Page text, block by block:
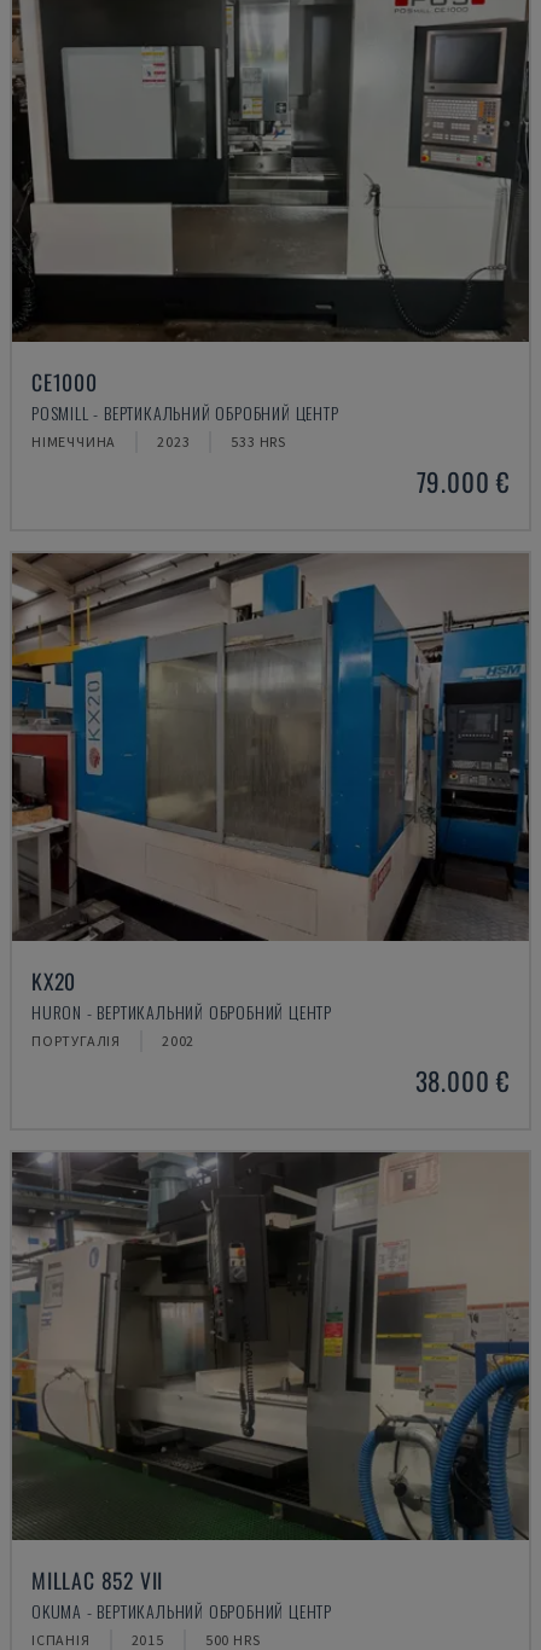
CE1000
POSMILL - ВЕРТИКАЛЬНИЙ ОБРОБНИЙ ЦЕНТР
НІМЕЧЧИНА 2023 533 HRS
79.000 €
KX20
HURON - ВЕРТИКАЛЬНИЙ ОБРОБНИЙ ЦЕНТР
ПОРТУГАЛІЯ 2002
38.000 €
MILLAC 852 VII
OKUMA - ВЕРТИКАЛЬНИЙ ОБРОБНИЙ ЦЕНТР
ІСПАНІЯ 2015 500 HRS